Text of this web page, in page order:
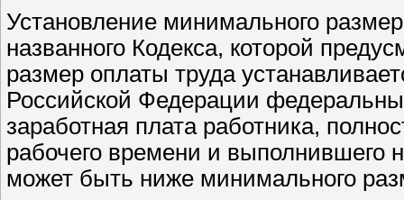
Установление минимального
названного Кодекса, которой
размер оплаты труда
Российской Федерации
заработная плата работника,
рабочего времени и выполнившего
может быть ниже минимального